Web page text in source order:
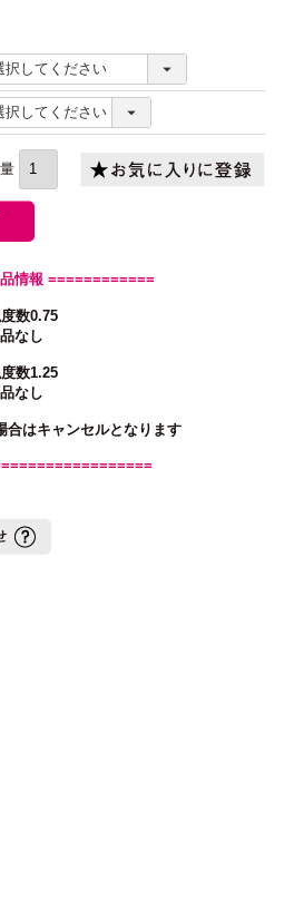
情報 ============
数0.75
なし
数1.25
なし
はキャンセルとなります